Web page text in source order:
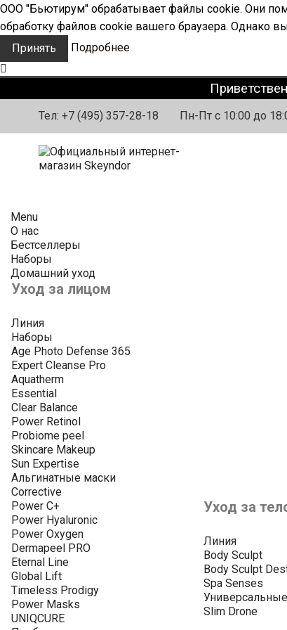
ООО "Бьютирум" обрабатывает файлы cookie. Они
обработку файлов cookie вашего браузера. Однако
Принять
Подробнее
Тел: +7 (495) 357-28-18 Пн-Пт с 10:00 до
Menu
О нас
Бестселлеры
Наборы
Домашний уход
Уход за лицом
Линия
Наборы
Age Photo Defense 365
Expert Cleanse Pro
Aquatherm
Essential
Clear Balance
Power Retinol
Probiome peel
Skincare Makeup
Sun Expertise
Альгинатные маски
Corrective
Power C+
Power Hyaluronic
Power Oxygen
Dermapeel PRO
Eternal Line
Global Lift
Timeless Prodigy
Power Masks
UNIQCURE
Уход за
Линия
Body Sculpt
Body Sculpt
Spa Senses
Slim Drone